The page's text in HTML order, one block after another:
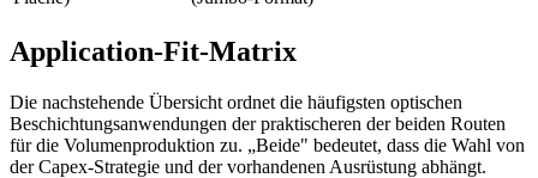
Application-Fit-Matrix
Die nachstehende Übersicht ordnet die häufigsten optischen
Beschichtungsanwendungen der praktischeren der beiden Routen
für die Volumenproduktion zu. „Beide" bedeutet, dass die Wahl von
der Capex-Strategie und der vorhandenen Ausrüstung abhängt.